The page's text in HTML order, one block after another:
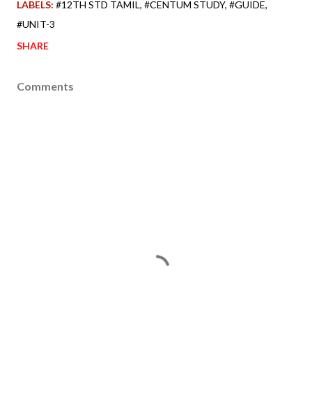
LABELS: #12TH STD TAMIL #CENTUM STUDY #GUIDE
#UNIT-3
SHARE
Comments